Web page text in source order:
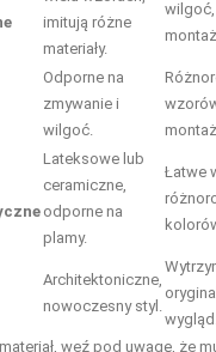
imitują różne
materiały.
wilgoć,
Odporne na
zmywanie i
wilgoć.
montaż.
Lateksowe lub
ceramiczne,
odporne na
plamy.
Łatwe
Architektoniczne,
nowoczesny styl.
wygląd.
weź pod uwagę, że